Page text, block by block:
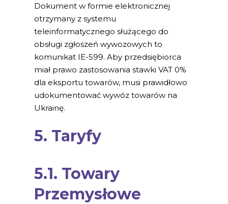
Dokument w formie elektronicznej
otrzymany z systemu
teleinformatycznego służącego do
obsługi zgłoszeń wywozowych to
komunikat IE-599. Aby przedsiębiorca
miał prawo zastosowania stawki VAT 0%
dla eksportu towarów, musi prawidłowo
udokumentować wywóz towarów na
Ukrainę.
5. Taryfy
5.1. Towary
Przemysłowe